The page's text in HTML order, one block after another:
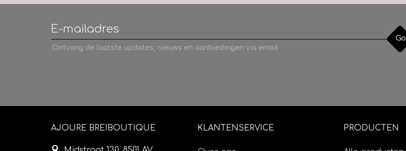
Go
Ontvang de laatste updates, nieuws en aanbiedingen via email
AJOURE BREIBOUTIQUE KLANTENSERVICE PRODUCTEN